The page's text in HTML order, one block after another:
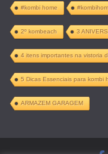
#kombi home
2º kombeach 3
4 itens importantes na vistoria
5 Dicas Essenciais para kombi
ARMAZEM GARAGEM